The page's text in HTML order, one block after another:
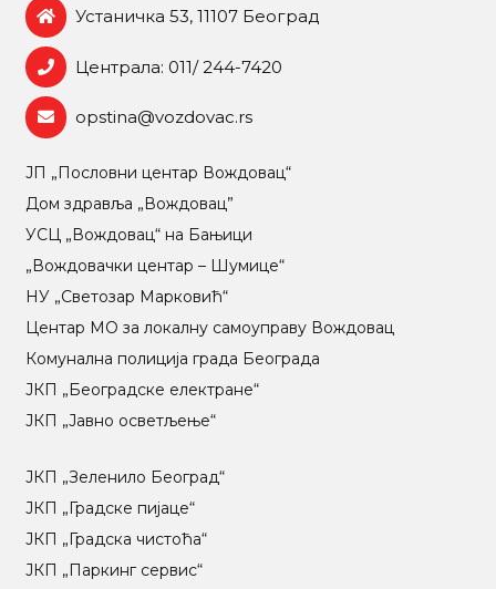
Устаничка 53, 11107 Београд
Централа: 011/ 244-7420
opstina@vozdovac.rs
ЈП „Пословни центар Вождовац“
Дом здравља „Вождовац”
УСЦ „Вождовац“ на Бањици
„Вождовачки центар – Шумице“
НУ „Светозар Марковић“
Центар МO за локалну самоуправу Вождовац
Комунална полиција града Београда
ЈКП „Београдске електране“
ЈКП „Јавно осветљење“
ЈКП „Зеленило Београд“
ЈКП „Градске пијаце“
ЈКП „Градска чистоћа“
ЈКП „Паркинг сервис“